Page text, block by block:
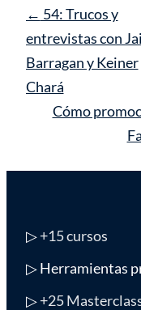
Navegación
de
entrada
← 54: Trucos y
entrevistas con
Barragan y Keiner
Chará
Cómo
▷+15 cursos
▷ Herramientas
▷+25